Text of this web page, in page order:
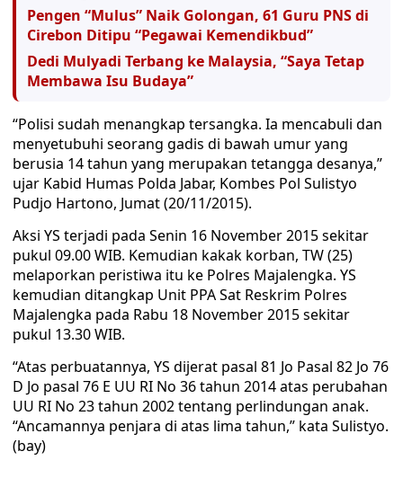
Pengen “Mulus” Naik Golongan, 61 Guru PNS di
Cirebon Ditipu “Pegawai Kemendikbud”
Dedi Mulyadi Terbang ke Malaysia, “Saya Tetap
Membawa Isu Budaya”
“Polisi sudah menangkap tersangka. Ia mencabuli dan
menyetubuhi seorang gadis di bawah umur yang
berusia 14 tahun yang merupakan tetangga desanya,”
ujar Kabid Humas Polda Jabar, Kombes Pol Sulistyo
Pudjo Hartono, Jumat (20/11/2015).
Aksi YS terjadi pada Senin 16 November 2015 sekitar
pukul 09.00 WIB. Kemudian kakak korban, TW (25)
melaporkan peristiwa itu ke Polres Majalengka. YS
kemudian ditangkap Unit PPA Sat Reskrim Polres
Majalengka pada Rabu 18 November 2015 sekitar
pukul 13.30 WIB.
“Atas perbuatannya, YS dijerat pasal 81 Jo Pasal 82 Jo 76
D Jo pasal 76 E UU RI No 36 tahun 2014 atas perubahan
UU RI No 23 tahun 2002 tentang perlindungan anak.
“Ancamannya penjara di atas lima tahun,” kata Sulistyo.
(bay)